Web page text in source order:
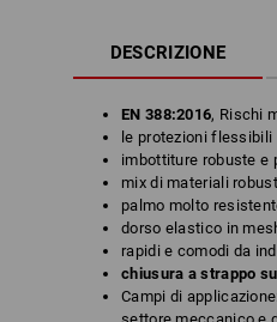
DESCRIZIONE
EN 388:2016, Rischi
le protezioni flessibili
imbottiture robuste e
mix di materiali
palmo molto
dorso elastico in
rapidi e comodi da
chiusura a strappo
Campi di